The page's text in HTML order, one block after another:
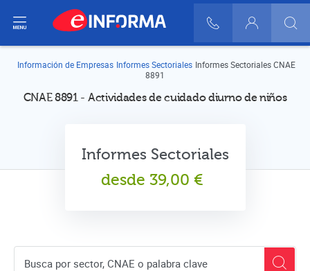
900 10 30 20
Login
Información de Empresas Informes Sectoriales Informes Sectoriales CNAE
8891
CNAE 8891 - Actividades de cuidado diurno de niños
Informes Sectoriales
desde 39,00 €